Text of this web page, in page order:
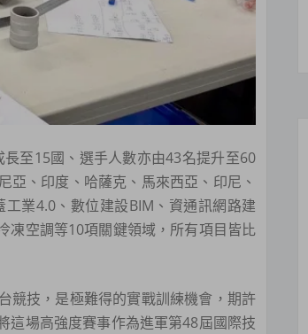
至15國、選手人數亦由43名提升至60
、印度、哈薩克、馬來西亞、印尼、
業4.0、數位建設BIM、資通訊網路建
凍空調等10項關鍵領域，所有項目皆比
競技，是極難得的實戰訓練機會，期許
這場高強度賽事作為進軍第48屆國際技